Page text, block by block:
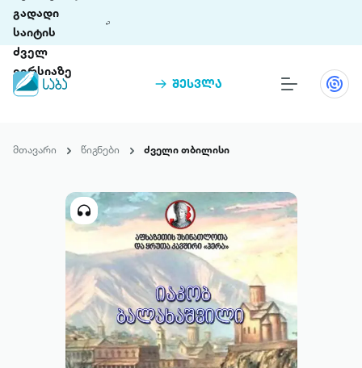
გადადი
საიტის
ძველ
ვერსიაზე
შესვლა
თინეთი 9 ციფრულ პლატფორმასა და 5
ჩვენ შესახებ
პაკეტები
მთავარი წიგნები ძველი თბილისი